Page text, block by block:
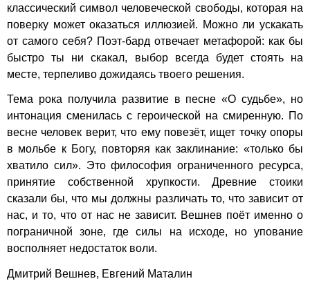
классический символ человеческой свободы, которая на
поверку может оказаться иллюзией. Можно ли ускакать
от самого себя? Поэт-бард отвечает метафорой: как бы
быстро ты ни скакал, выбор всегда будет стоять на
месте, терпеливо дожидаясь твоего решения.
Тема рока получила развитие в песне «О судьбе», но
интонация сменилась с героической на смиренную. По
весне человек верит, что ему повезёт, ищет точку опоры
в мольбе к Богу, повторяя как заклинание: «только бы
хватило сил». Это философия ограниченного ресурса,
принятие собственной хрупкости. Древние стоики
сказали бы, что мы должны различать то, что зависит от
нас, и то, что от нас не зависит. Вешнев поёт именно о
пограничной зоне, где силы на исходе, но упование
восполняет недостаток воли.
Дмитрий Вешнев, Евгений Маталин